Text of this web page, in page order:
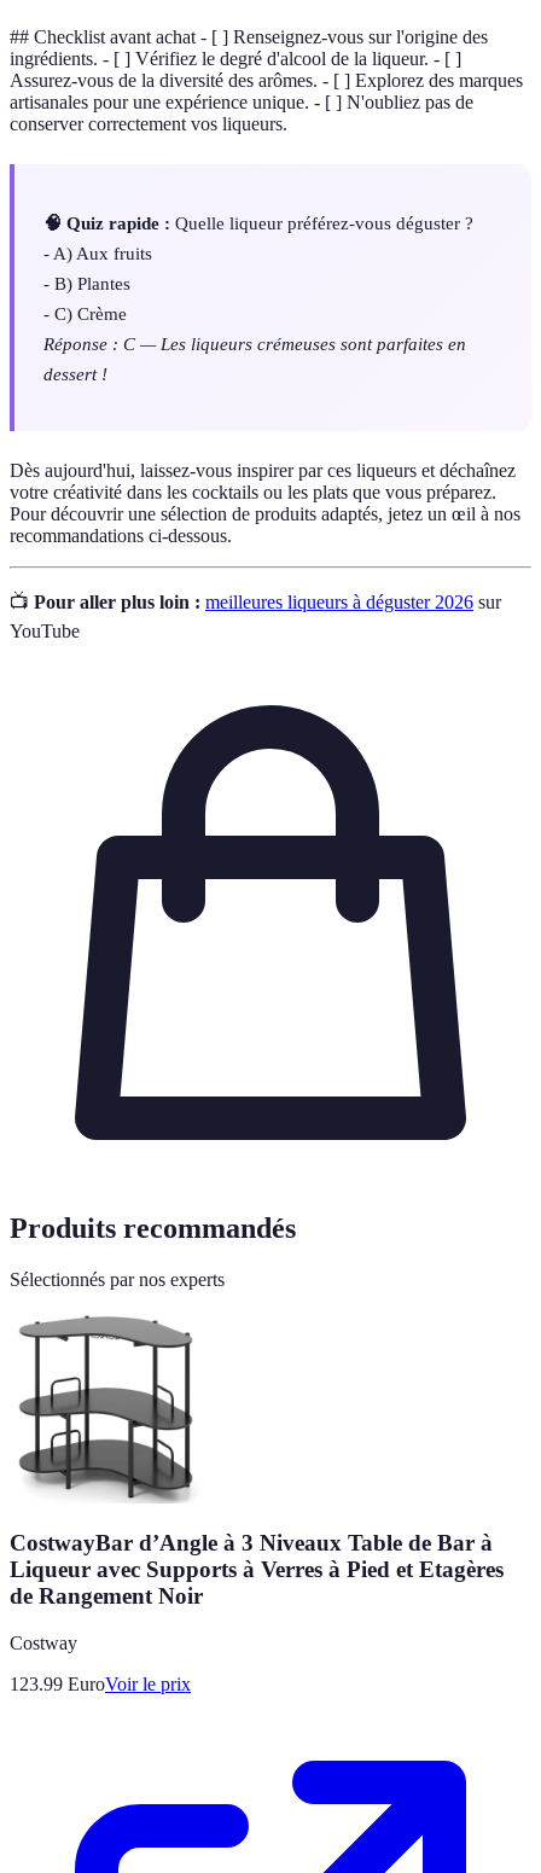
## Checklist avant achat - [ ] Renseignez-vous sur l'origine des
ingrédients. - [ ] Vérifiez le degré d'alcool de la liqueur. - [ ]
Assurez-vous de la diversité des arômes. - [ ] Explorez des marques
artisanales pour une expérience unique. - [ ] N'oubliez pas de
conserver correctement vos liqueurs.
🧠 Quiz rapide : Quelle liqueur préférez-vous déguster ?
- A) Aux fruits
- B) Plantes
- C) Crème
Réponse : C — Les liqueurs crémeuses sont parfaites en
dessert !
Dès aujourd'hui, laissez-vous inspirer par ces liqueurs et déchaînez
votre créativité dans les cocktails ou les plats que vous préparez.
Pour découvrir une sélection de produits adaptés, jetez un œil à nos
recommandations ci-dessous.
📺 Pour aller plus loin : meilleures liqueurs à déguster 2026 sur
YouTube
Produits recommandés
Sélectionnés par nos experts
CostwayBar d’Angle à 3 Niveaux Table de Bar à
Liqueur avec Supports à Verres à Pied et Etagères
de Rangement Noir
Costway
123.99 EuroVoir le prix